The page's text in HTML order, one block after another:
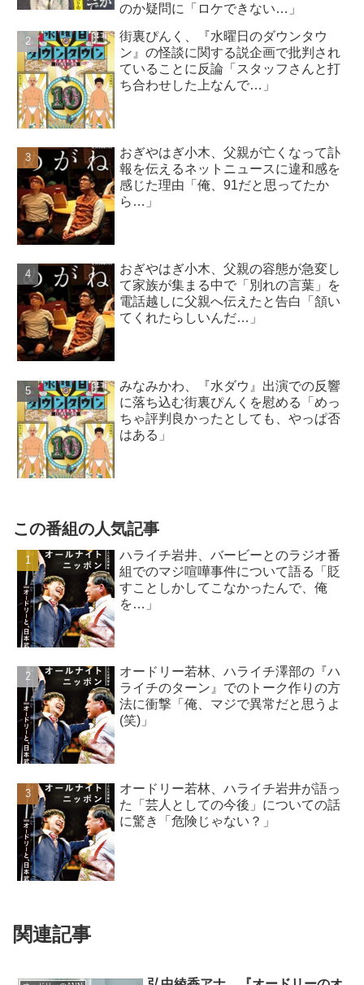
のか疑問に「ロケできない…」
街裏ぴんく、『水曜日のダウンタウ
ン』の怪談に関する説企画で批判され
ていることに反論「スタッフさんと打
ち合わせした上なんで…」
おぎやはぎ小木、父親が亡くなって訃
報を伝えるネットニュースに違和感を
感じた理由「俺、91だと思ってたか
ら…」
おぎやはぎ小木、父親の容態が急変し
て家族が集まる中で「別れの言葉」を
電話越しに父親へ伝えたと告白「頷い
てくれたらしいんだ…」
みなみかわ、『水ダウ』出演での反響
に落ち込む街裏ぴんくを慰める「めっ
ちゃ評判良かったとしても、やっぱ否
はある」
この番組の人気記事
ハライチ岩井、バービーとのラジオ番
組でのマジ喧嘩事件について語る「貶
すことしかしてこなかったんで、俺
を…」
オードリー若林、ハライチ澤部の『ハ
ライチのターン』でのトーク作りの方
法に衝撃「俺、マジで異常だと思うよ
(笑)」
オードリー若林、ハライチ岩井が語っ
た「芸人としての今後」についての話
に驚き「危険じゃない？」
関連記事